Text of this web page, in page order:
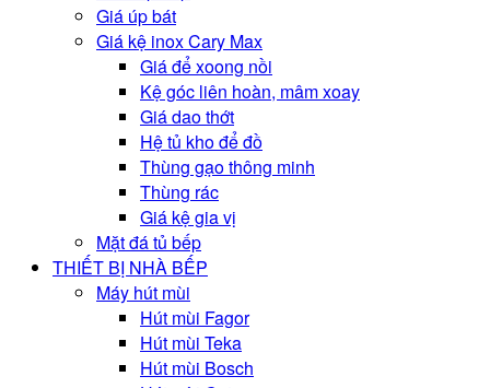
Giá úp bát
Giá kệ inox Cary Max
Giá để xoong nồi
Kệ góc liên hoàn, mâm xoay
Giá dao thớt
Hệ tủ kho để đồ
Thùng gạo thông minh
Thùng rác
Giá kệ gia vị
Mặt đá tủ bếp
THIẾT BỊ NHÀ BẾP
Máy hút mùi
Hút mùi Fagor
Hút mùi Teka
Hút mùi Bosch